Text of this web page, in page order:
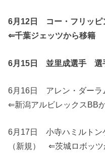
6月12日 コー・フリッピ
⇐千葉ジェッツから移籍
6月15日 並里成選手 選
6月16日 アレン・ダーラ
⇐新潟アルビレックスBB
6月17日 小寺ハミルト
（新規） ⇐茨城ロボッツ